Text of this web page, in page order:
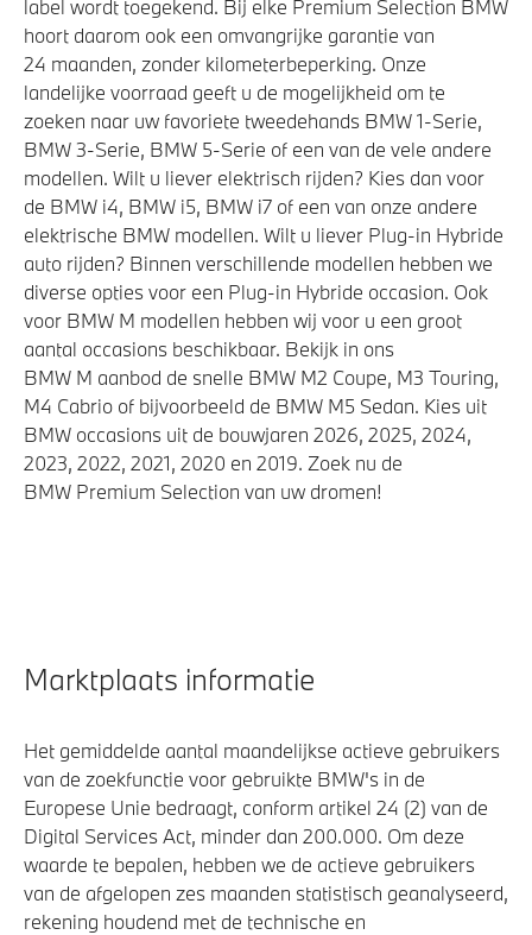
Alarmsysteem klasse 3 (VbV/SCM)
Achteruitrijcamera
Verwarmde stoelen voor en achter
Driving Assistant Plus
Aandrijving en onderstel
M Sportonderstel
Sportonderstel
Steptronic transmissie met schakelpaddles aan het
stuurwiel
Anti blokkeer systeem
Variable Sport Steering
xDrive - Vierwielaandrijving
Airbag bestuurder
label wordt toegekend. Bij elke Premium Selection BMW
hoort daarom ook een omvangrijke garantie van
24 maanden, zonder kilometerbeperking. Onze
landelijke voorraad geeft u de mogelijkheid om te
zoeken naar uw favoriete tweedehands BMW 1-Serie,
BMW 3-Serie, BMW 5-Serie of een van de vele andere
modellen. Wilt u liever elektrisch rijden? Kies dan voor
de BMW i4, BMW i5, BMW i7 of een van onze andere
elektrische BMW modellen. Wilt u liever Plug-in Hybride
auto rijden? Binnen verschillende modellen hebben we
diverse opties voor een Plug-in Hybride occasion. Ook
voor BMW M modellen hebben wij voor u een groot
aantal occasions beschikbaar. Bekijk in ons
BMW M aanbod de snelle BMW M2 Coupe, M3 Touring,
M4 Cabrio of bijvoorbeeld de BMW M5 Sedan. Kies uit
BMW occasions uit de bouwjaren 2026, 2025, 2024,
2023, 2022, 2021, 2020 en 2019. Zoek nu de
BMW Premium Selection van uw dromen!
Marktplaats informatie
Het gemiddelde aantal maandelijkse actieve gebruikers
van de zoekfunctie voor gebruikte BMW's in de
Europese Unie bedraagt, conform artikel 24 (2) van de
Digital Services Act, minder dan 200.000. Om deze
waarde te bepalen, hebben we de actieve gebruikers
van de afgelopen zes maanden statistisch geanalyseerd,
rekening houdend met de technische en